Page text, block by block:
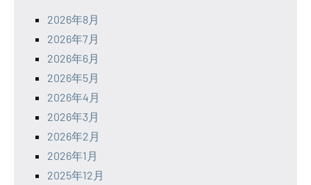
2026年8月
2026年7月
2026年6月
2026年5月
2026年4月
2026年3月
2026年2月
2026年1月
2025年12月